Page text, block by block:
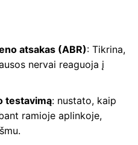
atsakas (ABR): Tikrina,
nervai reaguoja į
testavimą: nustato, kaip
ramioje aplinkoje,